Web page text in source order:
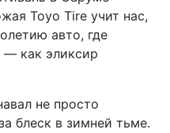
Toyo Tire учит нас,
авто, где
— как эликсир
не просто
блеск в зимней тьме.